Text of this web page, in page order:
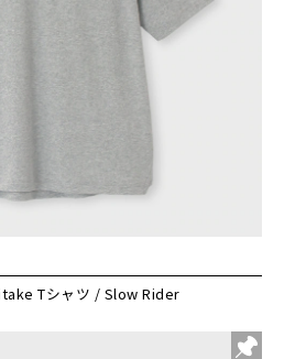
Tシャツ / Slow Rider